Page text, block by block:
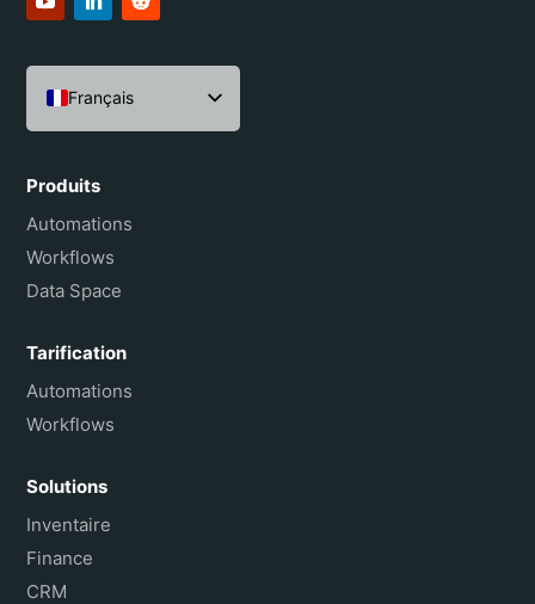
Français
English
Español
Português do Brasil
Produits
Automations
Workflows
Data Space
Tarification
Automations
Workflows
Solutions
Inventaire
Finance
CRM